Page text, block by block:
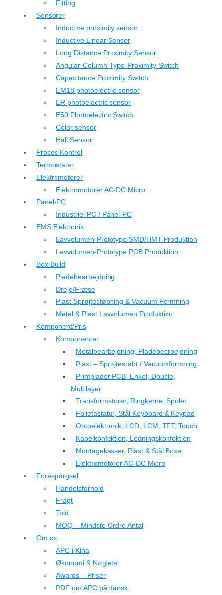
Fitting
Sensorer
Inductive proximity sensor
Inductive Linear Sensor
Long Distance Proximity Sensor
Angular-Column-Type-Proximity-Switch
Capacitance Proximity Switch
EM18 photoelectric sensor
ER photoelectric sensor
E50 Photoelectric Switch
Color sensor
Hall Sensor
Proces Kontrol
Termostater
Elektromotorer
Elektromotorer AC-DC Micro
Panel-PC
Industriel PC / Panel-PC
EMS Elektronik
Lavvolumen-Prototype SMD/HMT Produktion
Lavvolumen-Prototype PCB Produktion
Box Build
Pladebearbejdning
Dreje/Fræse
Plast Sprøjtestøbning & Vacuum Formning
Metal & Plast Lavvolumen Produktion
Komponent/Pris
Komponenter
Metalbearbejdning, Pladebearbejdning
Plast – Sprøjtestøbt / Vacuumformning
Printplader PCB. Enkel, Double,
Multilayer
Transformatorer, Ringkerne, Spoler
Folietastatur, Stål Keyboard & Keypad
Optoelektronik, LCD, LCM, TFT, Touch
Kabelkonfektion, Ledningskonfektion
Montagekasser, Plast & Stål Boxe
Elektromotorer AC-DC Micro
Forespørgsel
Handelsforhold
Fragt
Told
MOQ – Mindste Ordre Antal
Om os
APC i Kina
Økonomi & Nøgletal
Awards – Priser
PDF om APC på dansk